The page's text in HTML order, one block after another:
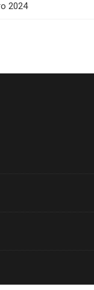
2024